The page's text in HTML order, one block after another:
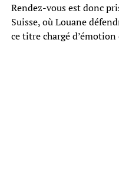
Rendez-vous est donc
Suisse, où Louane
ce titre chargé d’émotion